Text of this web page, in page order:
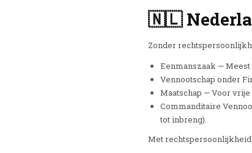
🇳🇱
Zonder
Eenmanszaak —
Vennootschap onder
Maatschap — Voor
Commanditaire
tot inbreng).
Met